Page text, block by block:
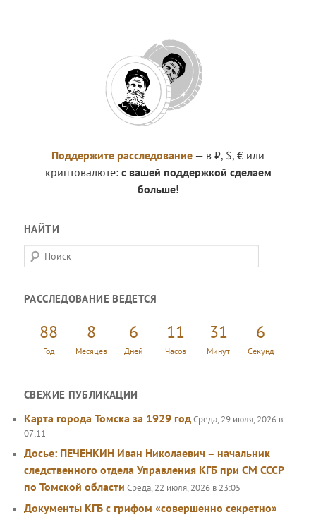
Поддержите расследование — в ₽, $, € или
криптовалюте: с вашей поддержкой сделаем
больше!
НАЙТИ
П
о
с
РАССЛЕДОВАНИЕ ВЕДЕТСЯ
88
Год
8
Месяцев
6
Дней
11
Часов
31
Минут
7
Секунд
СВЕЖИЕ ПУБЛИКАЦИИ
Карта города Томска за 1929 годСреда, 29 июля, 2026 в
07:11
Досье: ПЕЧЕНКИН Иван Николаевич – начальник
следственного отдела Управления КГБ при СМ СССР
по Томской области Среда, 22 июля, 2026 в 23:05
Документы КГБ с грифом «совершенно секретно»